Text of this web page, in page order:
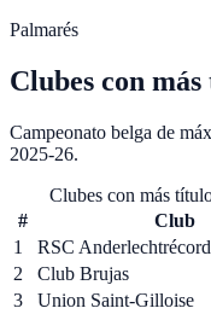
Palmarés
Clubes con
Campeonato belga de
2025-26.
Clubes con más
#
Club
1
RSC Anderlecht
2
Club Brujas
3
Union Saint-Gilloise